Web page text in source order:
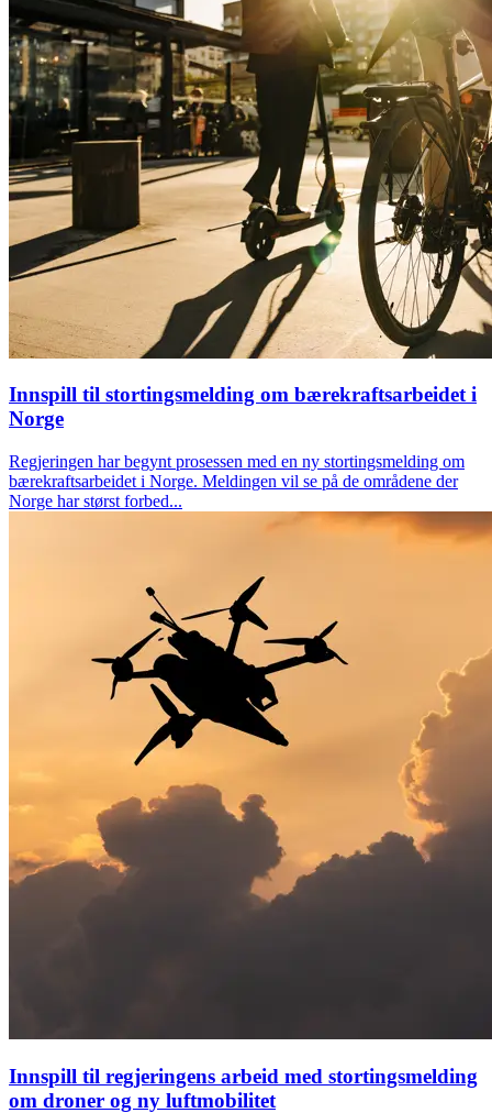
Innspill til stortingsmelding om bærekraftsarbeidet i
Norge
Regjeringen har begynt prosessen med en ny stortingsmelding om
bærekraftsarbeidet i Norge. Meldingen vil se på de områdene der
Norge har størst forbed...
​​Innspill til regjeringens arbeid med stortingsmelding
om droner og ny luftmobilitet​